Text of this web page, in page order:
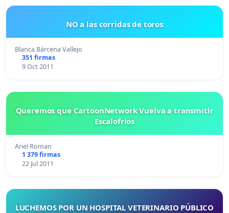
NO a las corridas de toros
Blanca Bárcena Vallejo
351 firmas
9 Oct 2011
Queremos que CartoonNetwork Vuelva a transmitir
Escalofrios
Ariel Roman
1 379 firmas
22 Jul 2011
LUCHEMOS POR UN HOSPITAL VETERINARIO PÚBLICO